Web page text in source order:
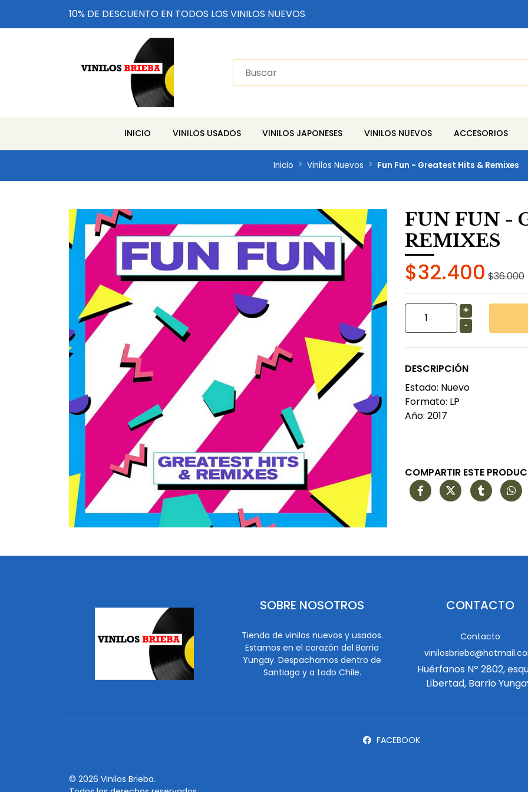
10% DE DESCUENTO EN TODOS LOS VINILOS NUEVOS
INICIO VINILOS USADOS VINILOS JAPONESES VINILOS NUEVOS ACCESORIOS
Inicio Vinilos Nuevos Fun Fun - Greatest Hits & Remixes
FUN FUN -
REMIXES
$32.400 $36.000
+
-
DESCRIPCIÓN
Estado: Nuevo
Formato: LP
Año: 2017
COMPARTIR ESTE
SOBRE NOSOTROS
Tienda de vinilos nuevos y usados.
Estamos en el corazón del Barrio
Yungay. Despachamos dentro de
Santiago y a todo Chile.
CONTACTO
Contacto
Huérfanos Nº 2802,
Libertad, Barrio
FACEBOOK
© 2026 Vinilos Brieba.